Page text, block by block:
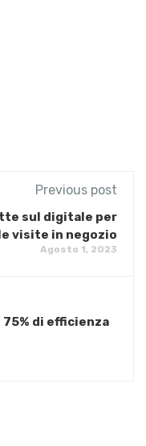
Previous post
sul digitale per
visite in negozio
Agosto 1, 2023
di efficienza